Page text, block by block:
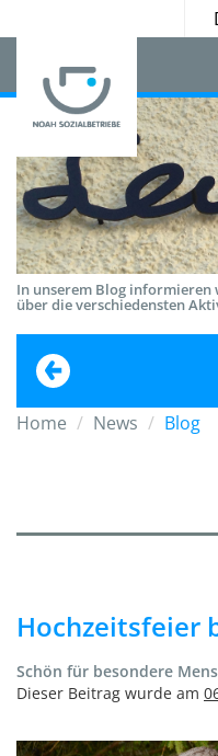
In unserem Blog informieren
über die verschiedensten
Home News Blog
Hochzeitsfeier
Schön für besondere
Dieser Beitrag wurde am